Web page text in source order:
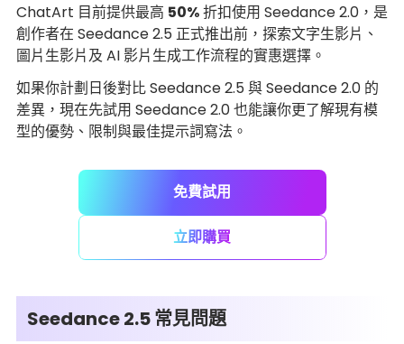
ChatArt 目前提供最高 50%折扣使用 Seedance 2.0，是
創作者在 Seedance 2.5 正式推出前，探索文字生影片、
圖片生影片及 AI 影片生成工作流程的實惠選擇。
如果你計劃日後對比 Seedance 2.5 與 Seedance 2.0 的
差異，現在先試用 Seedance 2.0 也能讓你更了解現有模
型的優勢、限制與最佳提示詞寫法。
免費試用
立即購買
Seedance 2.5 常見問題